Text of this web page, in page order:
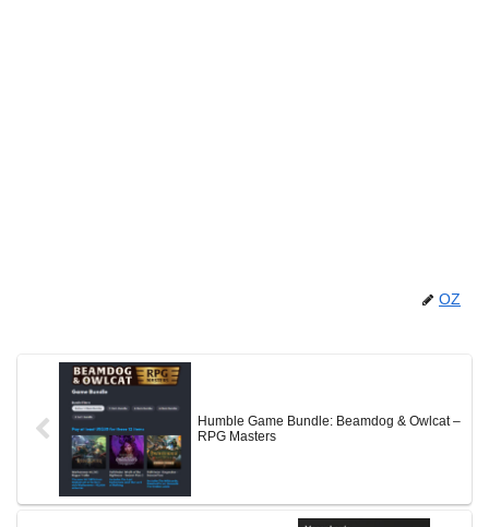
OZ
Humble Game Bundle: Beamdog & Owlcat –
RPG Masters